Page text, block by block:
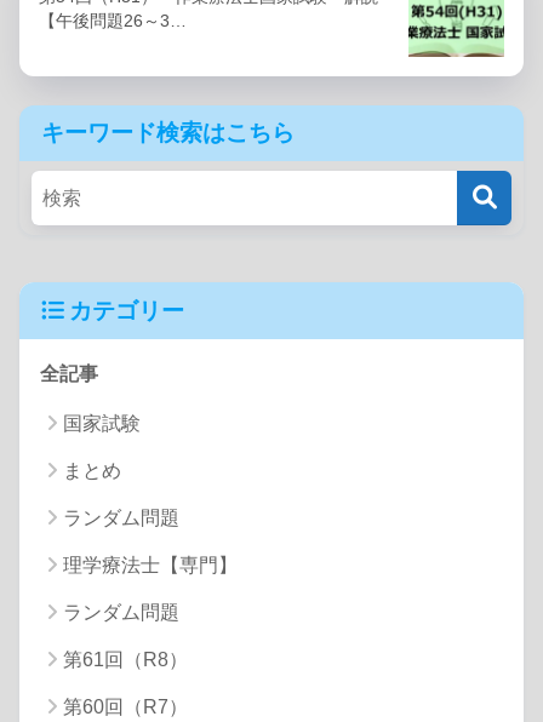
【午後問題26～3…
キーワード検索はこちら
カテゴリー
全記事
国家試験
まとめ
ランダム問題
理学療法士【専門】
ランダム問題
第61回（R8）
第60回（R7）